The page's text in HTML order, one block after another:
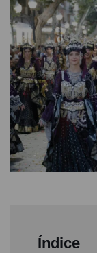
Índice